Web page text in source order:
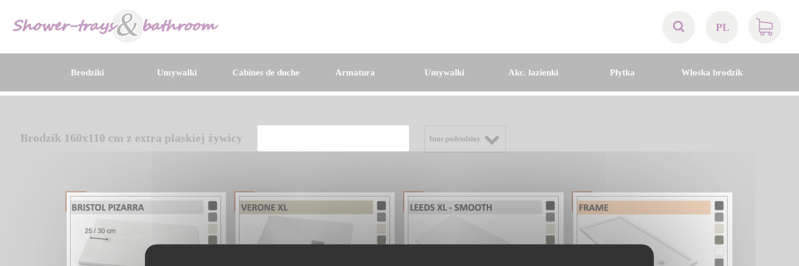
PL
BE
DK
EN
FR
Brodziki Umywalki Cabines de duche Armatura Umywalki Akc. lazienki Płytka Włoska brodzik
Brodzik 160x110 cm z extra plaskiej żywicy Inne podrodziny